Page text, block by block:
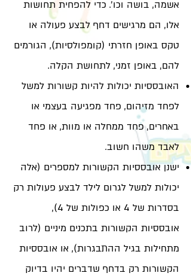
אשמה, בושה וכו'. כדי להפחית תחושות
אלו, הם מרגישים דחף לבצע פעולה או
טקס באופן חזרתי (קומפולסיות), הגורמים
להם, באופן זמני, לתחושת הקלה.
האובססיות יכולות להיות קשורות למשל
לפחד מזיהום, פחד מפגיעה בעצמי או
באחרים, פחד ממחלה או מוות, או פחד
לאבד משהו חשוב.
ישנן אובססיות הקשורות למספרים (אלה
יכולות למשל לגרום לילד לבצע פעולות רק
בסדרות של 4 או כפולות של 4),
אובססיות הקשורות בתכנים מיניים (לרוב
מתחילות בגיל ההתבגרות), או אובססיות
הקשורות רק בדחף שדברים יהיו בדיוק